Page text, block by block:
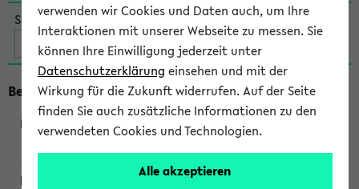
Suche:
Beginn um 8 Uhr
verwenden wir Cookies und Daten auch, um Ihre
Interaktionen mit unserer Webseite zu messen. Sie
können Ihre Einwilligung jederzeit unter
Datenschutzerklärung einsehen und mit der
Wirkung für die Zukunft widerrufen. Auf der Seite
finden Sie auch zusätzliche Informationen zu den
verwendeten Cookies und Technologien.
Alle akzeptieren